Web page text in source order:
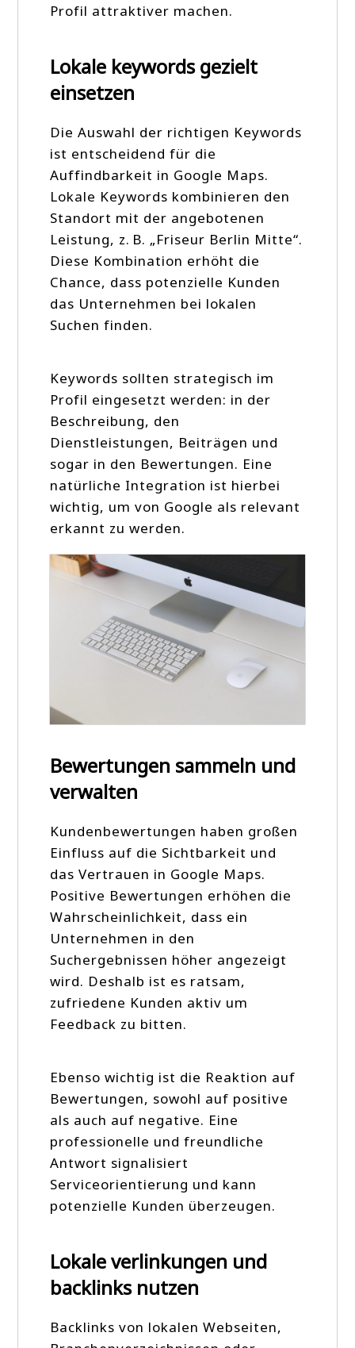
Profil attraktiver machen.
Lokale keywords gezielt
einsetzen
Die Auswahl der richtigen Keywords
ist entscheidend für die
Auffindbarkeit in Google Maps.
Lokale Keywords kombinieren den
Standort mit der angebotenen
Leistung, z. B. „Friseur Berlin Mitte“.
Diese Kombination erhöht die
Chance, dass potenzielle Kunden
das Unternehmen bei lokalen
Suchen finden.
Keywords sollten strategisch im
Profil eingesetzt werden: in der
Beschreibung, den
Dienstleistungen, Beiträgen und
sogar in den Bewertungen. Eine
natürliche Integration ist hierbei
wichtig, um von Google als relevant
erkannt zu werden.
Bewertungen sammeln und
verwalten
Kundenbewertungen haben großen
Einfluss auf die Sichtbarkeit und
das Vertrauen in Google Maps.
Positive Bewertungen erhöhen die
Wahrscheinlichkeit, dass ein
Unternehmen in den
Suchergebnissen höher angezeigt
wird. Deshalb ist es ratsam,
zufriedene Kunden aktiv um
Feedback zu bitten.
Ebenso wichtig ist die Reaktion auf
Bewertungen, sowohl auf positive
als auch auf negative. Eine
professionelle und freundliche
Antwort signalisiert
Serviceorientierung und kann
potenzielle Kunden überzeugen.
Lokale verlinkungen und
backlinks nutzen
Backlinks von lokalen Webseiten,